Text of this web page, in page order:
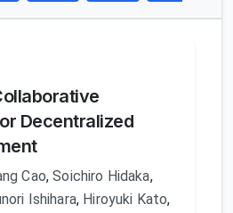
Decentralized
Cao,Soichiro Hidaka,
Ishihara, Hiroyuki Kato,